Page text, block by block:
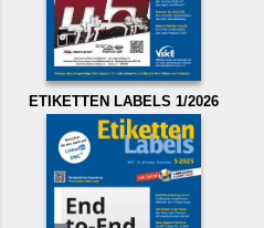
ETIKETTEN LABELS 1/2026